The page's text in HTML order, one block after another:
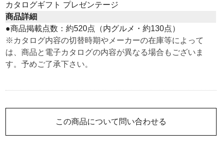
この商品について問い合わせる
カタログギフト プレゼンテージ
商品詳細
●商品掲載点数：約520点（内グルメ・約130点）
※カタログ内容の切替時期やメーカーの在庫等によって
は、商品と電子カタログの内容が異なる場合もございま
す。予めご了承下さい。